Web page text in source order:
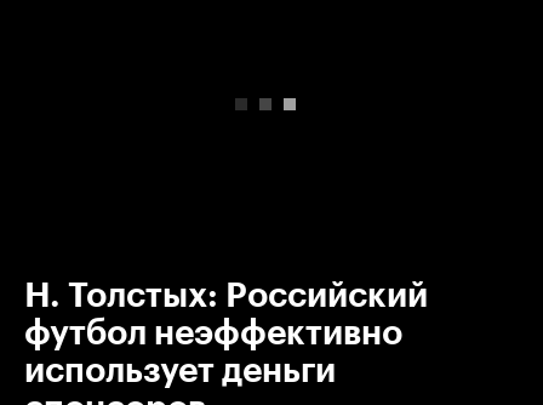
Н. Толстых: Российский
футбол неэффективно
использует деньги